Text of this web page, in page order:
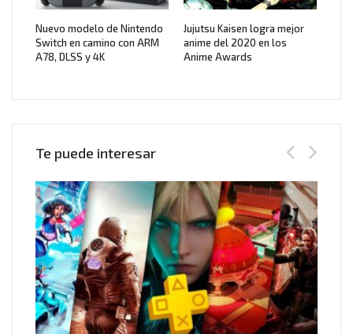
Nuevo modelo de Nintendo
Switch en camino con ARM
A78, DLSS y 4K
Jujutsu Kaisen logra mejor
anime del 2020 en los
Anime Awards
Te puede interesar